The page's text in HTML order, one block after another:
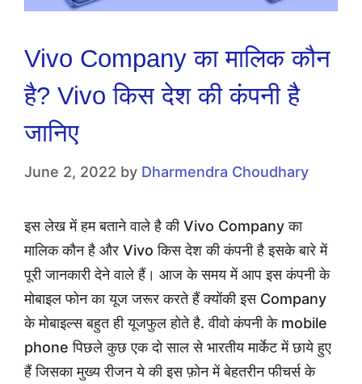
Vivo Company का मालिक कौन
है? Vivo किस देश की कंपनी है
जानिए
June 2, 2022 by Dharmendra Choudhary
इस लेख में हम बताने वाले है की Vivo Company का
मालिक कौन है और Vivo किस देश की कंपनी है इसके बारे में
पूरी जानकारी देने वाले हैं। आज के समय में आप इस कंपनी के
मोबाइल फोन का यूज जरूर करते हैं क्योंकी इस Company
के मोबाइल्स बहुत ही यूजफुल होते है. वीवो कंपनी के mobile
phone पिछले कुछ एक दो साल से भारतीय मार्केट में छाये हुए
हैं जिसका मुख्य रीजन ये की इस फ़ोन में बेहतरीन फीचर्स के